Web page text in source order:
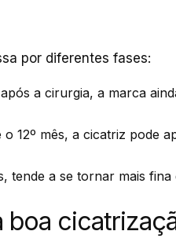
por diferentes fases:
a cirurgia, a marca
o 12º mês, a cicatriz pode
tende a se tornar mais
boa